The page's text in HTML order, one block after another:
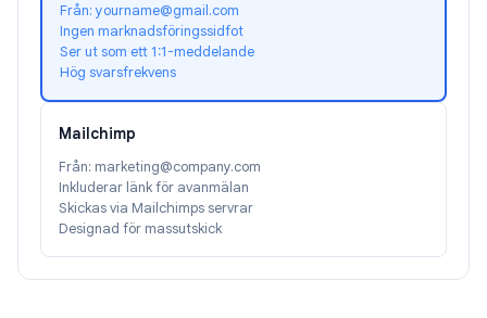
Från: yourname@gmail.com
Ingen marknadsföringssidfot
Ser ut som ett 1:1-meddelande
Hög svarsfrekvens
Mailchimp
Från: marketing@company.com
Inkluderar länk för avanmälan
Skickas via Mailchimps servrar
Designad för massutskick